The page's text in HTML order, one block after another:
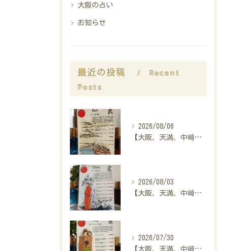
大阪の占い
お知らせ
最近の投稿
Recent
Posts
2026/08/06
【大阪、天満、中崎町の占い】madam豊子、本日のメッセージ
2026/08/03
【大阪、天満、中崎町の占い】madam豊子、本日のメッセージ
2026/07/30
【大阪、天満、中崎町の占い】madam豊子、本日のメッセージ